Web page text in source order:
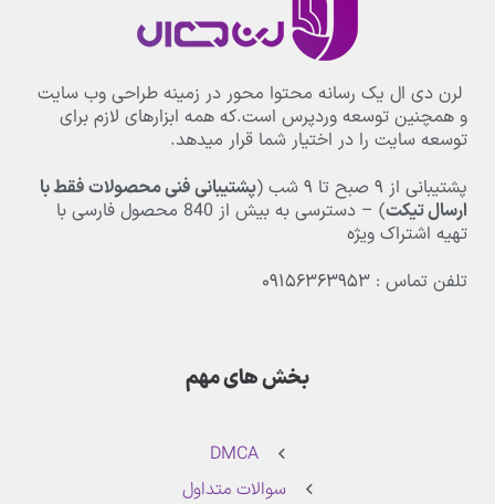
لرن دی ال یک رسانه محتوا محور در زمینه طراحی وب سایت
و همچنین توسعه وردپرس است.که همه ابزارهای لازم برای
توسعه سایت را در اختیار شما قرار میدهد.
پشتیبانی از ۹ صبح تا ۹ شب (پشتیبانی فنی محصولات فقط با
ارسال تیکت) – دسترسی به بیش از 840 محصول فارسی با
تهیه اشتراک ویژه
تلفن تماس : ۰۹۱۵۶۳۶۳۹۵۳
بخش های مهم
DMCA
سوالات متداول